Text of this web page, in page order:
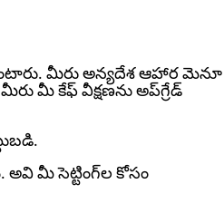
మీరు అన్యదేశ ఆహార మెనూ
మీ కేఫ్ వీక్షణను అప్‌గ్రేడ్
అవి మీ సెట్టింగ్‌ల కోసం